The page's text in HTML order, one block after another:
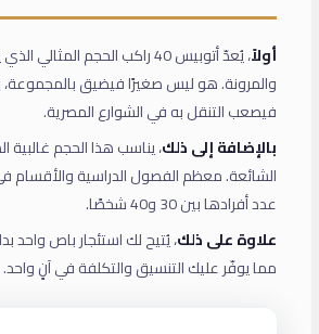
أولاً
، يُعدّ أتوبيس 40 راكب الحجم
والمرونة. هو ليس صغيرًا فيضيق
فيصعب التنقل به في الشوارع المصرية.
بالإضافة إلى ذلك، يناسب هذا الحجم غالبية
الشائعة. معظم الفصول الدراسية والأقسام
عدد أفرادها بين 30 و40 شخصًا.
علاوة على ذلك، يُتيح لك استئجار باص واحد
مما يوفّر عليك التنسيق والتكلفة في آنٍ واحد.